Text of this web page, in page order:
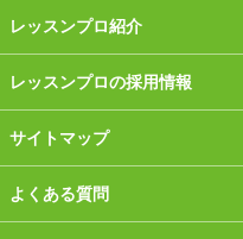
レッスンプロ紹介
レッスンプロの採用情報
サイトマップ
よくある質問